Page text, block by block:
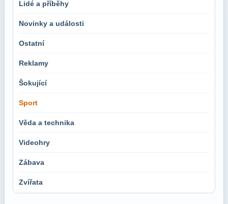
Lidé a příběhy
Novinky a události
Ostatní
Reklamy
Šokující
Sport
Věda a technika
Videohry
Zábava
Zvířata